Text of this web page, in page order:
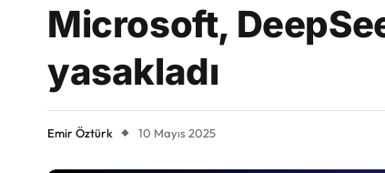
Microsoft,
yasakladı
Emir Öztürk 10 Mayıs 2025